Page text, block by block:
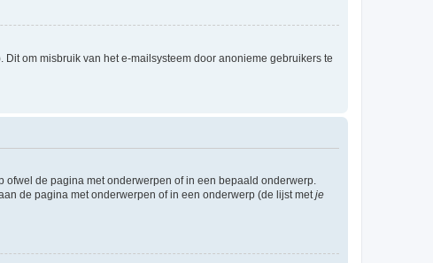
om misbruik van het e-mailsysteem door anonieme gebruikers te
de pagina met onderwerpen of in een bepaald onderwerp.
de pagina met onderwerpen of in een onderwerp (de lijst metje